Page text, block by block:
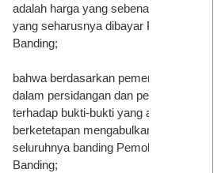
adalah harga yang sebenarnya atau
yang seharusnya dibayar Pemohon
Banding;
bahwa berdasarkan pemeriksaan
dalam persidangan dan penelitian
terhadap bukti-bukti yang ada Majelis
berketetapan mengabulkan
seluruhnya banding Pemohon
Banding;